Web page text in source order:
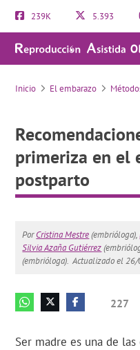
239K 5.393
Inicio El embarazo
primeriza en el
postparto
PorCristina Mestre(embrióloga),
Silvia Azaña Gutiérrez
(embrióloga). Actualizado el
227
Ser madre es una de